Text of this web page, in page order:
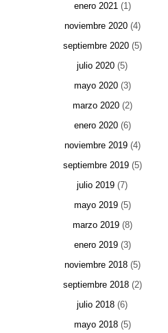
enero 2021(1)
noviembre 2020(4)
septiembre 2020(5)
julio 2020 (5)
mayo 2020(3)
marzo 2020(2)
enero 2020(6)
noviembre 2019(4)
septiembre 2019(5)
julio 2019 (7)
mayo 2019(5)
marzo 2019(8)
enero 2019(3)
noviembre 2018(5)
septiembre 2018(2)
julio 2018 (6)
mayo 2018(5)